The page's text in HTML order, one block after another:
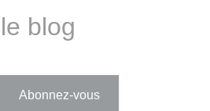
blog
Abonnez-vous